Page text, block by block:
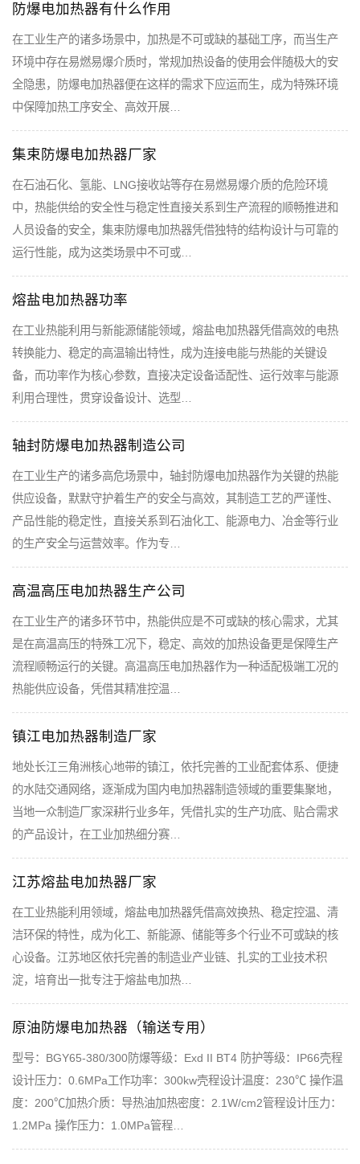
防爆电加热器有什么作用
在工业生产的诸多场景中，加热是不可或缺的基础工序，而当生产
环境中存在易燃易爆介质时，常规加热设备的使用会伴随极大的安
全隐患，防爆电加热器便在这样的需求下应运而生，成为特殊环境
中保障加热工序安全、高效开展…
集束防爆电加热器厂家
在石油石化、氢能、LNG接收站等存在易燃易爆介质的危险环境
中，热能供给的安全性与稳定性直接关系到生产流程的顺畅推进和
人员设备的安全，集束防爆电加热器凭借独特的结构设计与可靠的
运行性能，成为这类场景中不可或…
熔盐电加热器功率
在工业热能利用与新能源储能领域，熔盐电加热器凭借高效的电热
转换能力、稳定的高温输出特性，成为连接电能与热能的关键设
备，而功率作为核心参数，直接决定设备适配性、运行效率与能源
利用合理性，贯穿设备设计、选型…
轴封防爆电加热器制造公司
在工业生产的诸多高危场景中，轴封防爆电加热器作为关键的热能
供应设备，默默守护着生产的安全与高效，其制造工艺的严谨性、
产品性能的稳定性，直接关系到石油化工、能源电力、冶金等行业
的生产安全与运营效率。作为专…
高温高压电加热器生产公司
在工业生产的诸多环节中，热能供应是不可或缺的核心需求，尤其
是在高温高压的特殊工况下，稳定、高效的加热设备更是保障生产
流程顺畅运行的关键。高温高压电加热器作为一种适配极端工况的
热能供应设备，凭借其精准控温…
镇江电加热器制造厂家
地处长江三角洲核心地带的镇江，依托完善的工业配套体系、便捷
的水陆交通网络，逐渐成为国内电加热器制造领域的重要集聚地，
当地一众制造厂家深耕行业多年，凭借扎实的生产功底、贴合需求
的产品设计，在工业加热细分赛…
江苏熔盐电加热器厂家
在工业热能利用领域，熔盐电加热器凭借高效换热、稳定控温、清
洁环保的特性，成为化工、新能源、储能等多个行业不可或缺的核
心设备。江苏地区依托完善的制造业产业链、扎实的工业技术积
淀，培育出一批专注于熔盐电加热…
原油防爆电加热器（输送专用）
型号：BGY65-380/300防爆等级：Exd II BT4 防护等级：IP66壳程
设计压力：0.6MPa工作功率：300kw壳程设计温度：230℃ 操作温
度：200℃加热介质：导热油加热密度：2.1W/cm2管程设计压力：
1.2MPa 操作压力：1.0MPa管程…